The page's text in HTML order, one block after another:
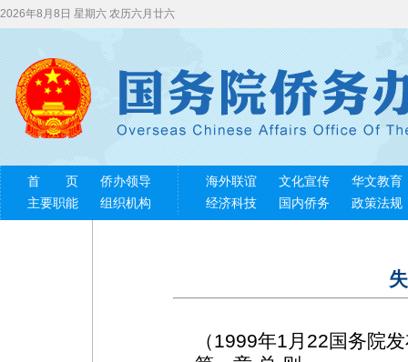
2026年8月8日 星期六 农历六月廿六
首 页
侨办领导
主要职能
组织机构
海外联谊 文化宣传
华文教育
经济科技
国内侨务 政策法规
（1999年1月22国务院发